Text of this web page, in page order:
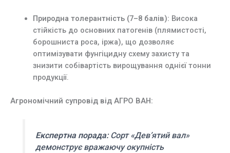
Природна толерантність (7–8 балів): Висока
стійкість до основних патогенів (плямистості,
борошниста роса, іржа), що дозволяє
оптимізувати фунгіцидну схему захисту та
знизити собівартість вирощування однієї тонни
продукції.
Агрономічний супровід від АГРО ВАН:
Експертна порада:Сорт «Дев’ятий вал»
демонструє вражаючу окупність